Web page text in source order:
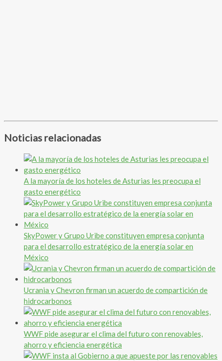
Noticias relacionadas
A la mayoría de los hoteles de Asturias les preocupa el
gasto energético
SkyPower y Grupo Uribe constituyen empresa conjunta
para el desarrollo estratégico de la energía solar en
México
Ucrania y Chevron firman un acuerdo de compartición de
hidrocarbonos
WWF pide asegurar el clima del futuro con renovables,
ahorro y eficiencia energética